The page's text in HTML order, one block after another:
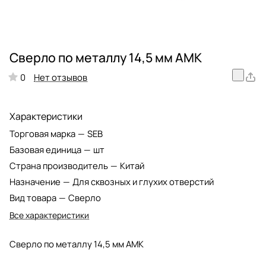
Сверло по металлу 14,5 мм АМК
0 Нет отзывов
Характеристики
Торговая марка — SEB
Базовая единица — шт
Страна производитель — Китай
Назначение — Для сквозных и глухих отверстий
Вид товара — Сверло
Все характеристики
Сверло по металлу 14,5 мм АМК